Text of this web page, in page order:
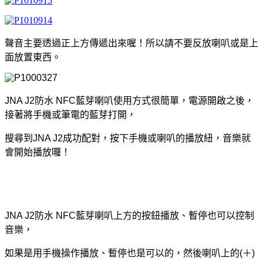
聲音主要透過正上方傳遞出來喔！所以請不要反放喇叭或是上
面放置東西。
JNA J2防水 NFC藍芽喇叭使用方式很簡單，電源開啟之後，
接著將手機或筆電的藍芽打開，
搜尋到JNA J2成功配對，按下手機或喇叭的播放紐，音樂就
會開始播放囉！
JNA J2防水 NFC藍芽喇叭上方的按鈕播放、暫停也可以控制
音樂，
如果是用手機操作播放、暫停也是可以的，然後喇叭上的(＋)